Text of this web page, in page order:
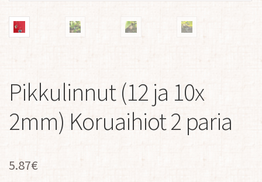
Pikkulinnut (12 ja 10x
2mm) Koruaihiot 2 paria
5.87€